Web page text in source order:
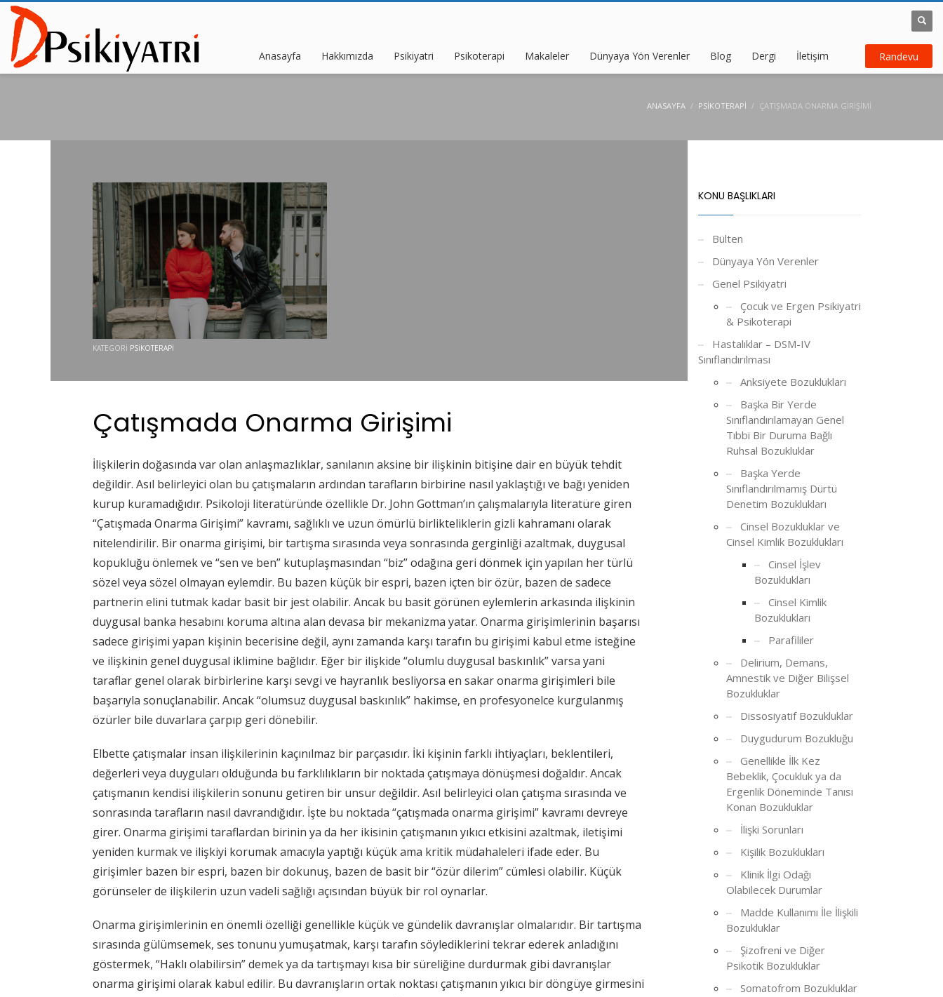
Anasayfa Hakkımızda Psikiyatri Psikoterapi Makaleler Dünyaya Yön Verenler Blog Dergi İletişim Randevu
ANASAYFA PSIKOTERAPI ÇATIŞMADA ONARMA GIRIŞIMI
KATEGORI PSIKOTERAPI
Çatışmada Onarma Girişimi
İlişkilerin doğasında var olan anlaşmazlıklar, sanılanın aksine bir ilişkinin bitişine dair en büyük tehdit
değildir. Asıl belirleyici olan bu çatışmaların ardından tarafların birbirine nasıl yaklaştığı ve bağı yeniden
kurup kuramadığıdır. Psikoloji literatüründe özellikle Dr. John Gottman’ın çalışmalarıyla literatüre giren
“Çatışmada Onarma Girişimi” kavramı, sağlıklı ve uzun ömürlü birlikteliklerin gizli kahramanı olarak
nitelendirilir. Bir onarma girişimi, bir tartışma sırasında veya sonrasında gerginliği azaltmak, duygusal
kopukluğu önlemek ve “sen ve ben” kutuplaşmasından “biz” odağına geri dönmek için yapılan her türlü
sözel veya sözel olmayan eylemdir. Bu bazen küçük bir espri, bazen içten bir özür, bazen de sadece
partnerin elini tutmak kadar basit bir jest olabilir. Ancak bu basit görünen eylemlerin arkasında ilişkinin
duygusal banka hesabını koruma altına alan devasa bir mekanizma yatar. Onarma girişimlerinin başarısı
sadece girişimi yapan kişinin becerisine değil, aynı zamanda karşı tarafın bu girişimi kabul etme isteğine
ve ilişkinin genel duygusal iklimine bağlıdır. Eğer bir ilişkide “olumlu duygusal baskınlık” varsa yani
taraflar genel olarak birbirlerine karşı sevgi ve hayranlık besliyorsa en sakar onarma girişimleri bile
başarıyla sonuçlanabilir. Ancak “olumsuz duygusal baskınlık” hakimse, en profesyonelce kurgulanmış
özürler bile duvarlara çarpıp geri dönebilir.
Elbette çatışmalar insan ilişkilerinin kaçınılmaz bir parçasıdır. İki kişinin farklı ihtiyaçları, beklentileri,
değerleri veya duyguları olduğunda bu farklılıkların bir noktada çatışmaya dönüşmesi doğaldır. Ancak
çatışmanın kendisi ilişkilerin sonunu getiren bir unsur değildir. Asıl belirleyici olan çatışma sırasında ve
sonrasında tarafların nasıl davrandığıdır. İşte bu noktada “çatışmada onarma girişimi” kavramı devreye
girer. Onarma girişimi taraflardan birinin ya da her ikisinin çatışmanın yıkıcı etkisini azaltmak, iletişimi
yeniden kurmak ve ilişkiyi korumak amacıyla yaptığı küçük ama kritik müdahaleleri ifade eder. Bu
girişimler bazen bir espri, bazen bir dokunuş, bazen de basit bir “özür dilerim” cümlesi olabilir. Küçük
görünseler de ilişkilerin uzun vadeli sağlığı açısından büyük bir rol oynarlar.
Onarma girişimlerinin en önemli özelliği genellikle küçük ve gündelik davranışlar olmalarıdır. Bir tartışma
sırasında gülümsemek, ses tonunu yumuşatmak, karşı tarafın söylediklerini tekrar ederek anladığını
göstermek, “Haklı olabilirsin” demek ya da tartışmayı kısa bir süreliğine durdurmak gibi davranışlar
onarma girişimi olarak kabul edilir. Bu davranışların ortak noktası çatışmanın yıkıcı bir döngüye girmesini
KONU BAŞLIKLARI
Bülten
Dünyaya Yön Verenler
Genel Psikiyatri
Çocuk ve Ergen Psikiyatri
& Psikoterapi
Hastalıklar – DSM-IV
Sınıflandırılması
Anksiyete Bozuklukları
Başka Bir Yerde
Sınıflandırılamayan Genel
Tıbbi Bir Duruma Bağlı
Ruhsal Bozukluklar
Başka Yerde
Sınıflandırılmamış Dürtü
Denetim Bozuklukları
Cinsel Bozukluklar ve
Cinsel Kimlik Bozuklukları
Cinsel İşlev
Bozuklukları
Cinsel Kimlik
Bozuklukları
Parafililer
Delirium, Demans,
Amnestik ve Diğer Bilişsel
Bozukluklar
Dissosiyatif Bozukluklar
Duygudurum Bozukluğu
Genellikle İlk Kez
Bebeklik, Çocukluk ya da
Ergenlik Döneminde Tanısı
Konan Bozukluklar
İlişki Sorunları
Kişilik Bozuklukları
Klinik İlgi Odağı
Olabilecek Durumlar
Madde Kullanımı İle İlişkili
Bozukluklar
Şizofreni ve Diğer
Psikotik Bozukluklar
Somatofrom Bozukluklar